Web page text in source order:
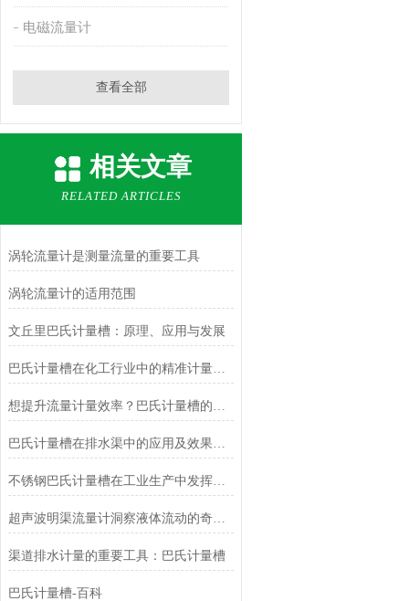
电磁流量计
查看全部
相关文章
RELATED ARTICLES
涡轮流量计是测量流量的重要工具
涡轮流量计的适用范围
文丘里巴氏计量槽：原理、应用与发展
巴氏计量槽在化工行业中的精准计量应用
想提升流量计量效率？巴氏计量槽的使用技巧你知道吗？
巴氏计量槽在排水渠中的应用及效果评估
不锈钢巴氏计量槽在工业生产中发挥着重要作用
超声波明渠流量计洞察液体流动的奇妙之道
渠道排水计量的重要工具：巴氏计量槽
巴氏计量槽-百科